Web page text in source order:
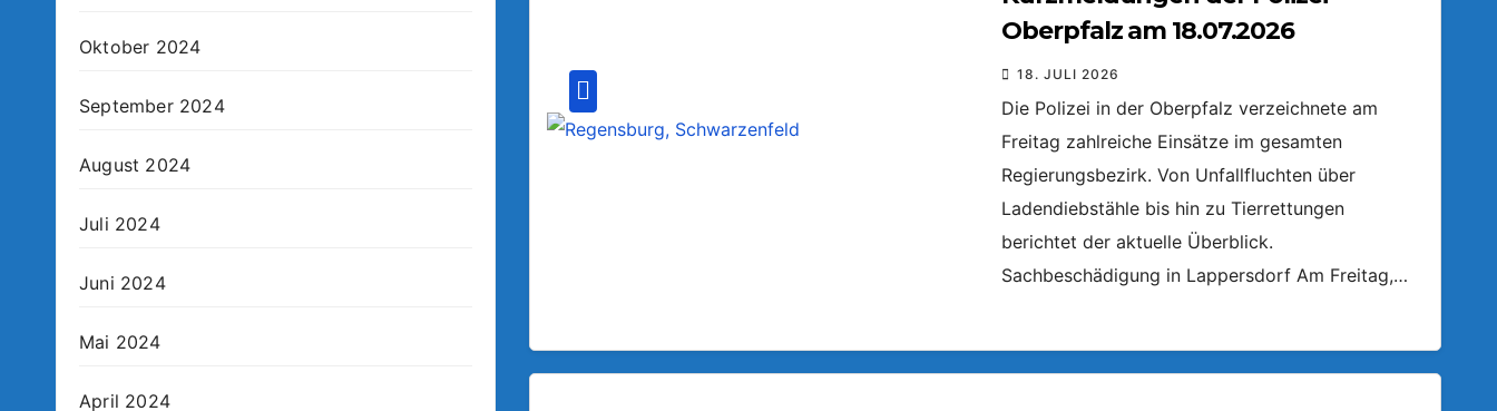
Oktober 2024
September 2024
August 2024
Juli 2024
Juni 2024
Mai 2024
April 2024
Oberpfalz am 18.07.2026
18. JULI 2026
Die Polizei in der Oberpfalz verzeichnete am
Freitag zahlreiche Einsätze im gesamten
Regierungsbezirk. Von Unfallfluchten über
Ladendiebstähle bis hin zu Tierrettungen
berichtet der aktuelle Überblick.
Sachbeschädigung in Lappersdorf Am Freitag,…